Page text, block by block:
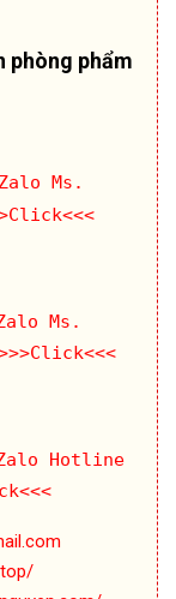
phòng phẩm
Ms.
Ms.
Hotline